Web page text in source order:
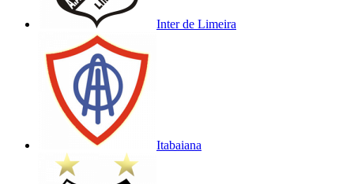
Inter de Limeira
Itabaiana